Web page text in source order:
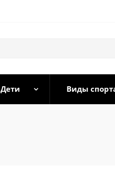
Дети Виды